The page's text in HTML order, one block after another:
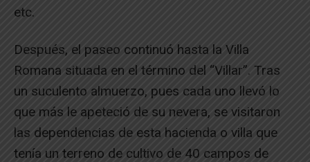
etc.
Después, el paseo continuó hasta la Villa
Romana situada en el término del “Villar”. Tras
un suculento almuerzo, pues cada uno llevó lo
que más le apeteció de su nevera, se visitaron
las dependencias de esta hacienda o villa que
tenía un terreno de cultivo de 40 campos de